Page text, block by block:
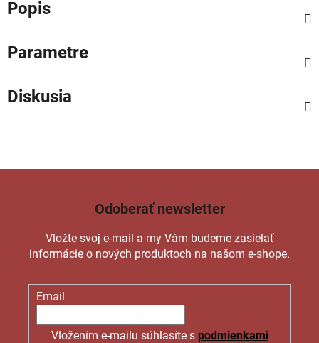
Popis
Parametre
Diskusia
Odoberať newsletter
Vložte svoj e-mail a my Vám budeme zasielať
informácie o nových produktoch na našom e-shope.
Email
Vložením e-mailu súhlasíte s podmienkami